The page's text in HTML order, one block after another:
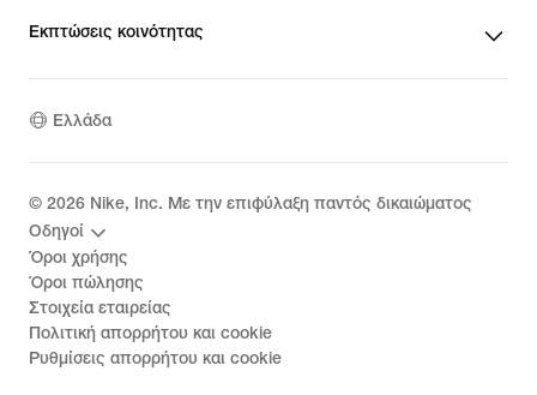
Εκπτώσεις κοινότητας
Ελλάδα
© 2026 Nike, Inc. Με την επιφύλαξη παντός δικαιώματος
Οδηγοί
Όροι χρήσης
Όροι πώλησης
Στοιχεία εταιρείας
Πολιτική απορρήτου και cookie
Ρυθμίσεις απορρήτου και cookie